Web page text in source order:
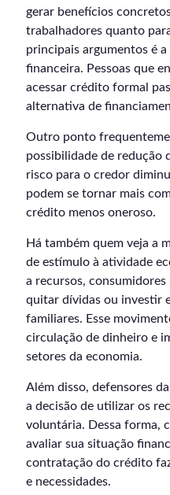
gerar benefícios
trabalhadores quanto
principais argumentos é
financeira. Pessoas que
acessar crédito formal
alternativa de
Outro ponto
possibilidade de redução
risco para o credor
podem se tornar mais
crédito menos oneroso.
Há também quem veja a
de estímulo à atividade
a recursos,
quitar dívidas ou investir
familiares. Esse
circulação de dinheiro e
setores da economia.
Além disso, defensores
a decisão de utilizar os
voluntária. Dessa forma,
avaliar sua situação
contratação do crédito
e necessidades.